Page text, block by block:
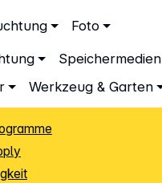
Foto
Speichermedien
Werkzeug & Garten